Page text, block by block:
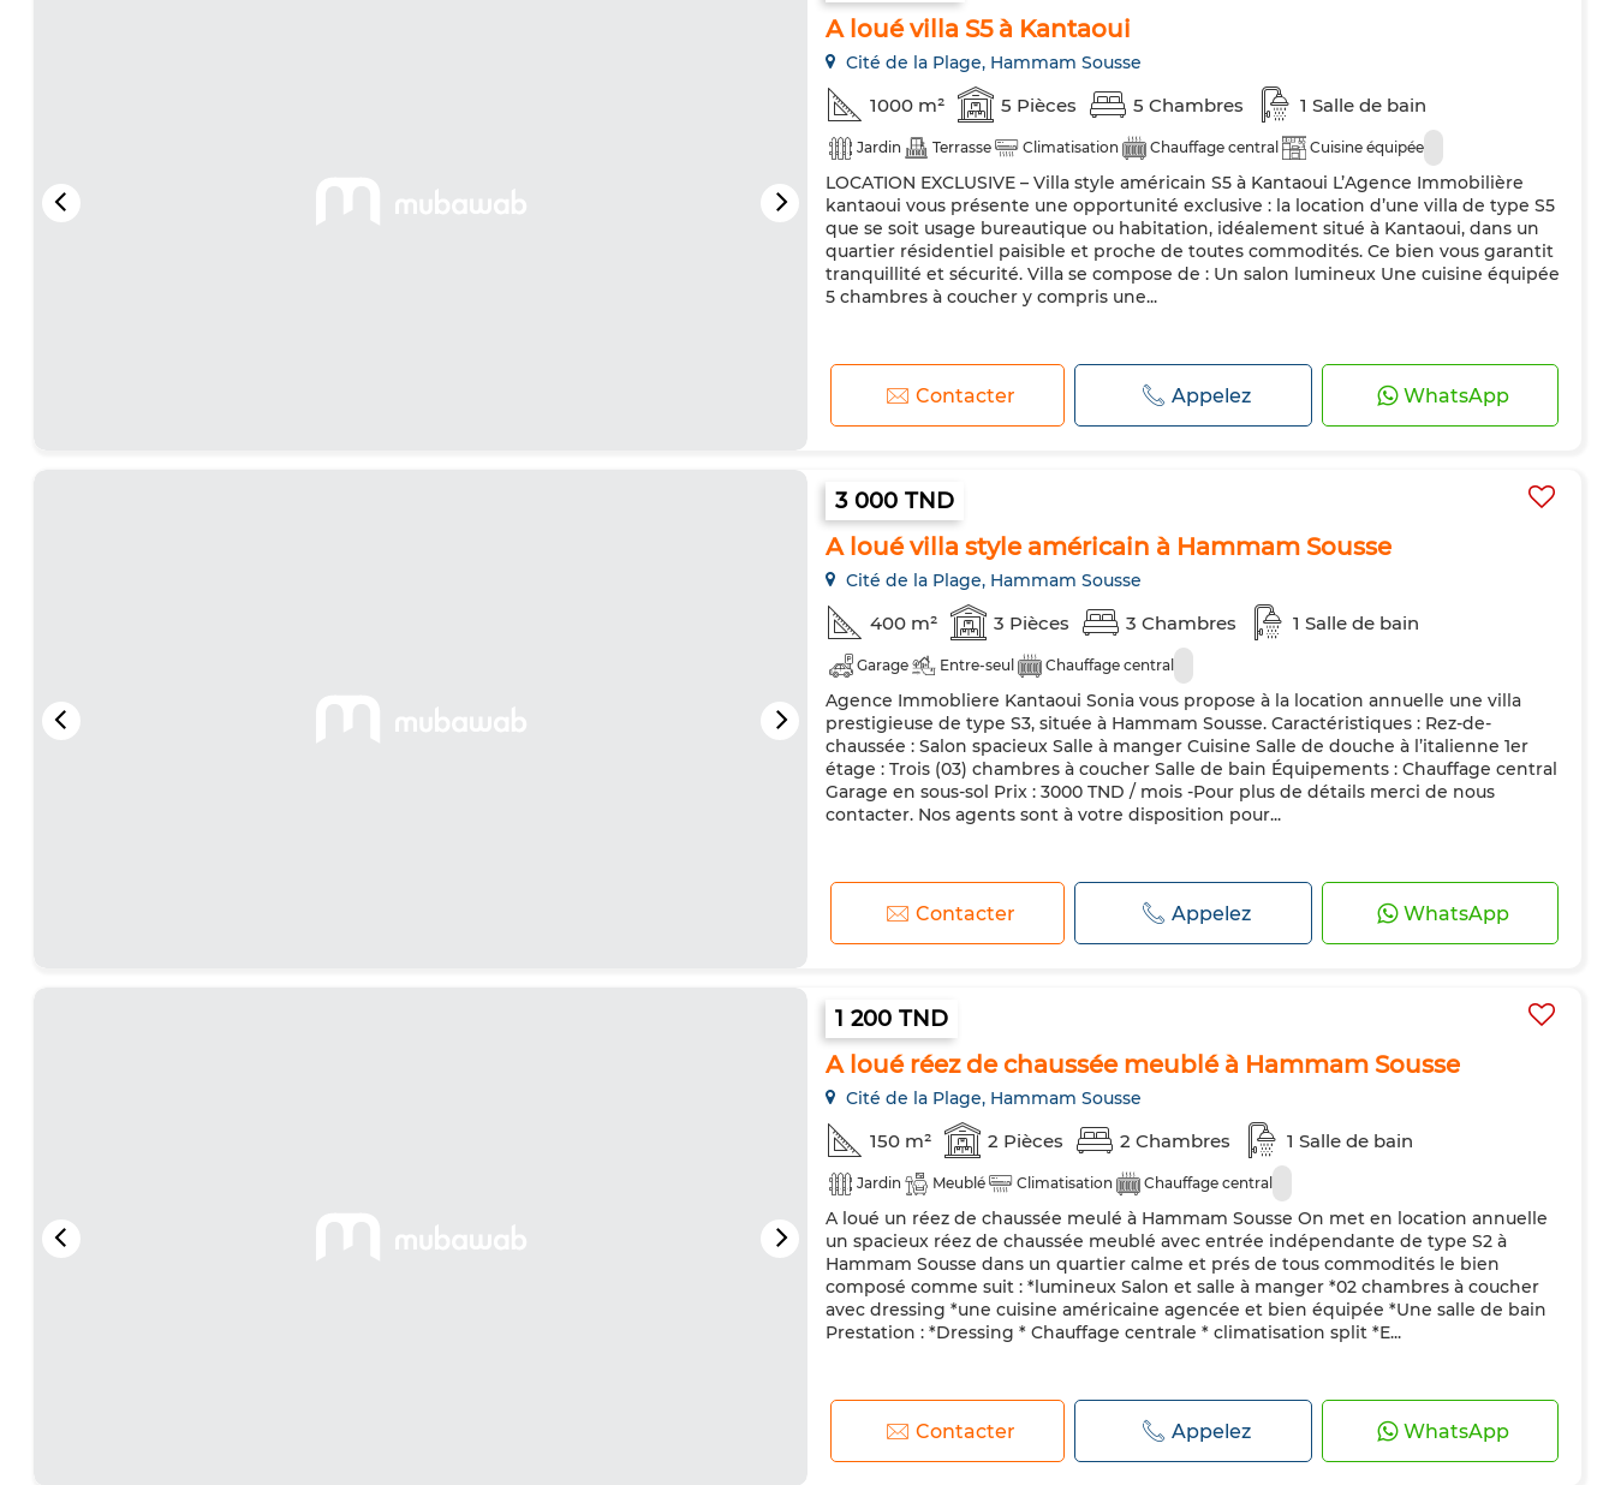
A loué villa S5 à Kantaoui
Cité de la Plage, Hammam Sousse
1000 m² 5 Pièces 5 Chambres 1 Salle de bain
Jardin Terrasse Climatisation Chauffage central Cuisine équipée
LOCATION EXCLUSIVE – Villa style américain S5 à Kantaoui L’Agence Immobilière
kantaoui vous présente une opportunité exclusive : la location d’une villa de type S5
que se soit usage bureautique ou habitation, idéalement situé à Kantaoui, dans un
quartier résidentiel paisible et proche de toutes commodités. Ce bien vous garantit
tranquillité et sécurité. Villa se compose de : Un salon lumineux Une cuisine équipée
5 chambres à coucher y compris une...
Contacter Appelez WhatsApp
3 000 TND
A loué villa style américain à Hammam Sousse
Cité de la Plage, Hammam Sousse
400 m² 3 Pièces 3 Chambres 1 Salle de bain
Garage Entre-seul Chauffage central
Agence Immobliere Kantaoui Sonia vous propose à la location annuelle une villa
prestigieuse de type S3, située à Hammam Sousse. Caractéristiques : Rez-de-
chaussée : Salon spacieux Salle à manger Cuisine Salle de douche à l’italienne 1er
étage : Trois (03) chambres à coucher Salle de bain Équipements : Chauffage central
Garage en sous-sol Prix : 3000 TND / mois -Pour plus de détails merci de nous
contacter. Nos agents sont à votre disposition pour...
Contacter Appelez WhatsApp
1 200 TND
A loué réez de chaussée meublé à Hammam Sousse
Cité de la Plage, Hammam Sousse
150 m² 2 Pièces 2 Chambres 1 Salle de bain
Jardin Meublé Climatisation Chauffage central
A loué un réez de chaussée meulé à Hammam Sousse On met en location annuelle
un spacieux réez de chaussée meublé avec entrée indépendante de type S2 à
Hammam Sousse dans un quartier calme et prés de tous commodités le bien
composé comme suit : *lumineux Salon et salle à manger *02 chambres à coucher
avec dressing *une cuisine américaine agencée et bien équipée *Une salle de bain
Prestation : *Dressing * Chauffage centrale * climatisation split *E...
Contacter Appelez WhatsApp